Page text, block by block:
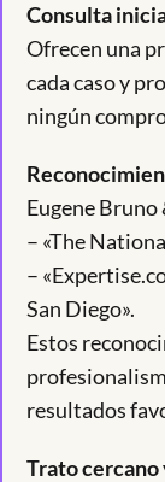
Consulta
Ofrecen una
cada caso y
ningún
Eugene
– «The
–
San Diego».
Estos
resultados
Trato